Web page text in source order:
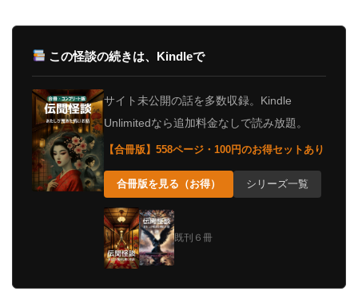
この怪談の続きは、Kindleで
サイト未公開の話を多数収録。Kindle
Unlimitedなら追加料金なしで読み放題。
【合冊版】558ページ・100円のお得セットあり
合冊版を見る（お得） シリーズ一覧
既刊６冊